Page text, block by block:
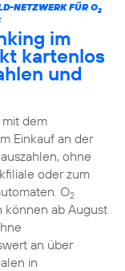
NETZWERK FÜR O 2
im
kartenlos
und
dem
Einkauf an der
ohne
oder zum
O2
können ab August
an über
in